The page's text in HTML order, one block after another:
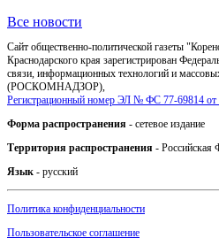
Все новости
Сайт общественно-политической газеты
Краснодарского края зарегистрирован
связи, информационных технологий и
(РОСКОМНАДЗОР),
Регистрационный номер ЭЛ № ФС 77-69814
Форма распространения - сетевое издание
Территория распространения - Российская
Язык - русский
Политика конфиденциальности
Пользовательское соглашение